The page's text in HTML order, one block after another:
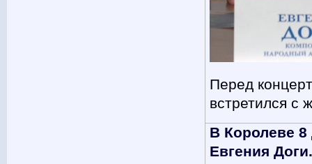
Перед
встретился с
В Королеве 8
Евгения